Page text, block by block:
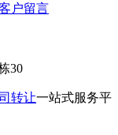
户留言
30
转让一站式服务平